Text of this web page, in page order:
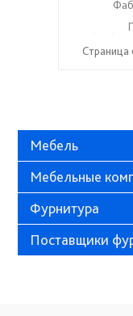
+7 (927)
Страница
Мебель
Мебельные
Фурнитура
Поставщики